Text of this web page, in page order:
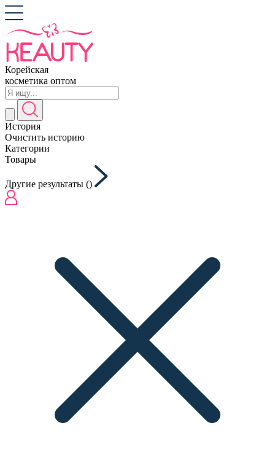
Корейская
косметика оптом
История
Очистить историю
Категории
Товары
Другие результаты ()